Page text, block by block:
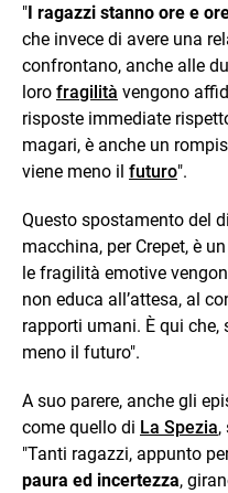
"I ragazzi stanno ore e
che invece di avere una
confrontano, anche alle
loro fragilità vengono
risposte immediate
magari, è anche un
viene meno il futuro".
Questo spostamento del
macchina, per Crepet, è
le fragilità emotive
non educa all’attesa, al
rapporti umani. È qui che,
meno il futuro".
A suo parere, anche gli
come quello di La Spezia,
"Tanti ragazzi, appunto
paura ed incertezza,